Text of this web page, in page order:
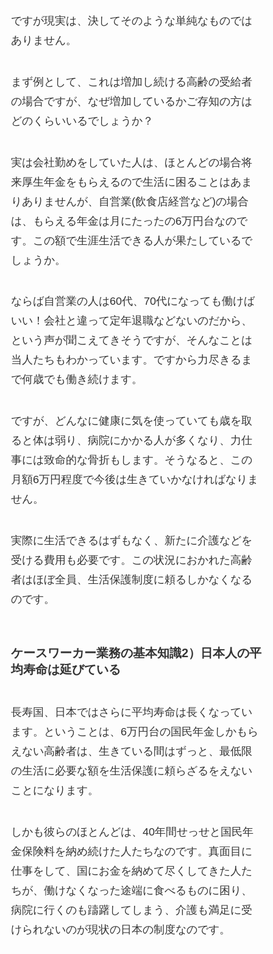
ですが現実は、決してそのような単純なものでは
ありません。
まず例として、これは増加し続ける高齢の受給者
の場合ですが、なぜ増加しているかご存知の方は
どのくらいいるでしょうか？
実は会社勤めをしていた人は、ほとんどの場合将
来厚生年金をもらえるので生活に困ることはあま
りありませんが、自営業(飲食店経営など)の場合
は、もらえる年金は月にたったの6万円台なので
す。この額で生涯生活できる人が果たしているで
しょうか。
ならば自営業の人は60代、70代になっても働けば
いい！会社と違って定年退職などないのだから、
という声が聞こえてきそうですが、そんなことは
当人たちもわかっています。ですから力尽きるま
で何歳でも働き続けます。
ですが、どんなに健康に気を使っていても歳を取
ると体は弱り、病院にかかる人が多くなり、力仕
事には致命的な骨折もします。そうなると、この
月額6万円程度で今後は生きていかなければなりま
せん。
実際に生活できるはずもなく、新たに介護などを
受ける費用も必要です。この状況におかれた高齢
者はほぼ全員、生活保護制度に頼るしかなくなる
のです。
ケースワーカー業務の基本知識2）日本人の平
均寿命は延びている
長寿国、日本ではさらに平均寿命は長くなってい
ます。ということは、6万円台の国民年金しかもら
えない高齢者は、生きている間はずっと、最低限
の生活に必要な額を生活保護に頼らざるをえない
ことになります。
しかも彼らのほとんどは、40年間せっせと国民年
金保険料を納め続けた人たちなのです。真面目に
仕事をして、国にお金を納めて尽くしてきた人た
ちが、働けなくなった途端に食べるものに困り、
病院に行くのも躊躇してしまう、介護も満足に受
けられないのが現状の日本の制度なのです。